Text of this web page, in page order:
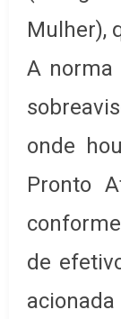
Mulher),
A
onde
Pronto
de